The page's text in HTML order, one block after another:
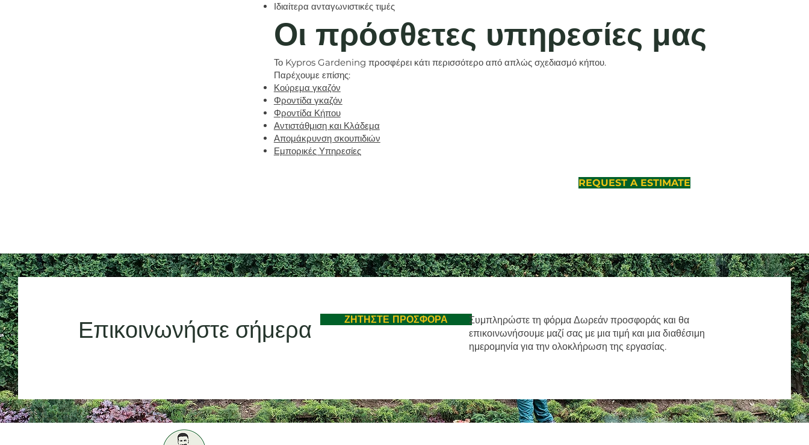
Ιδιαίτερα ανταγωνιστικές τιμές
Οι πρόσθετες υπηρεσίες μας
Το Kypros Gardening προσφέρει κάτι περισσότερο από απλώς σχεδιασμό κήπου.
Παρέχουμε επίσης:
Κούρεμα γκαζόν
Φροντίδα γκαζόν
Φροντίδα Κήπου
Αντιστάθμιση και Κλάδεμα
Απομάκρυνση σκουπιδιών
Εμπορικές Υπηρεσίες
REQUEST A ESTIMATE
Επικοινωνήστε σήμερα ΖΗΤΗΣΤΕ ΠΡΟΣΦΟΡΑ
Συμπληρώστε τη φόρμα Δωρεάν προσφοράς και θα
επικοινωνήσουμε μαζί σας με μια τιμή και μια διαθέσιμη
ημερομηνία για την ολοκλήρωση της εργασίας.